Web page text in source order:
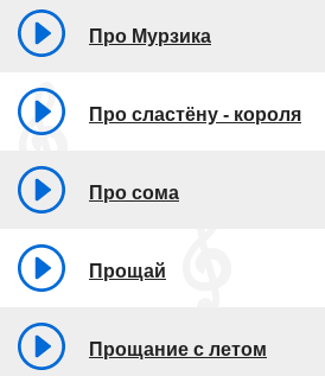
Про Мурзика
Про сластёну - короля
Про сома
Прощай
Прощание с летом